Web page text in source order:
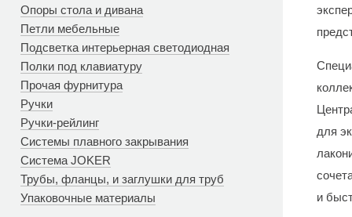
Опоры стола и дивана
Петли мебельные
Подсветка интерьерная светодиодная
Полки под клавиатуру
Прочая фурнитура
Ручки
Ручки-рейлинг
Системы плавного закрывания
Система JOKER
Трубы, фланцы, и заглушки для труб
Упаковочные материалы
для
и